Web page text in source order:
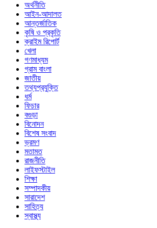
অর্থনীতি
আইন-আদালত
আন্তর্জাতিক
কৃষি ও প্রকৃতি
ক্রাইম রিপোর্ট
খেলা
গণমাধ্যম
গ্রাম বাংলা
জাতীয়
তথ্যপ্রযুক্তি
ধর্ম
ফিচার
বগুড়া
বিনোদন
বিশেষ সংবাদ
ভ্রমণ
মতামত
রাজনীতি
লাইফস্টাইল
শিক্ষা
সম্পাদকীয়
সারাদেশ
সাহিত্য
স্বাস্থ্য